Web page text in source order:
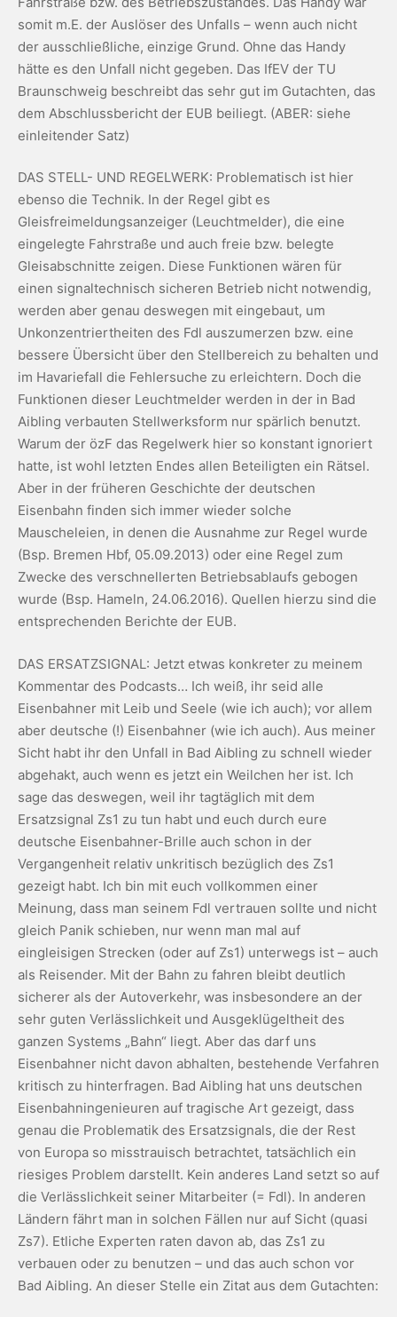
somit m.E. der Auslöser des Unfalls – wenn auch nicht
der ausschließliche, einzige Grund. Ohne das Handy
hätte es den Unfall nicht gegeben. Das IfEV der TU
Braunschweig beschreibt das sehr gut im Gutachten, das
dem Abschlussbericht der EUB beiliegt. (ABER: siehe
einleitender Satz)
DAS STELL- UND REGELWERK: Problematisch ist hier
ebenso die Technik. In der Regel gibt es
Gleisfreimeldungsanzeiger (Leuchtmelder), die eine
eingelegte Fahrstraße und auch freie bzw. belegte
Gleisabschnitte zeigen. Diese Funktionen wären für
einen signaltechnisch sicheren Betrieb nicht notwendig,
werden aber genau deswegen mit eingebaut, um
Unkonzentriertheiten des Fdl auszumerzen bzw. eine
bessere Übersicht über den Stellbereich zu behalten und
im Havariefall die Fehlersuche zu erleichtern. Doch die
Funktionen dieser Leuchtmelder werden in der in Bad
Aibling verbauten Stellwerksform nur spärlich benutzt.
Warum der özF das Regelwerk hier so konstant ignoriert
hatte, ist wohl letzten Endes allen Beteiligten ein Rätsel.
Aber in der früheren Geschichte der deutschen
Eisenbahn finden sich immer wieder solche
Mauscheleien, in denen die Ausnahme zur Regel wurde
(Bsp. Bremen Hbf, 05.09.2013) oder eine Regel zum
Zwecke des verschnellerten Betriebsablaufs gebogen
wurde (Bsp. Hameln, 24.06.2016). Quellen hierzu sind die
entsprechenden Berichte der EUB.
DAS ERSATZSIGNAL: Jetzt etwas konkreter zu meinem
Kommentar des Podcasts… Ich weiß, ihr seid alle
Eisenbahner mit Leib und Seele (wie ich auch); vor allem
aber deutsche (!) Eisenbahner (wie ich auch). Aus meiner
Sicht habt ihr den Unfall in Bad Aibling zu schnell wieder
abgehakt, auch wenn es jetzt ein Weilchen her ist. Ich
sage das deswegen, weil ihr tagtäglich mit dem
Ersatzsignal Zs1 zu tun habt und euch durch eure
deutsche Eisenbahner-Brille auch schon in der
Vergangenheit relativ unkritisch bezüglich des Zs1
gezeigt habt. Ich bin mit euch vollkommen einer
Meinung, dass man seinem Fdl vertrauen sollte und nicht
gleich Panik schieben, nur wenn man mal auf
eingleisigen Strecken (oder auf Zs1) unterwegs ist – auch
als Reisender. Mit der Bahn zu fahren bleibt deutlich
sicherer als der Autoverkehr, was insbesondere an der
sehr guten Verlässlichkeit und Ausgeklügeltheit des
ganzen Systems „Bahn“ liegt. Aber das darf uns
Eisenbahner nicht davon abhalten, bestehende Verfahren
kritisch zu hinterfragen. Bad Aibling hat uns deutschen
Eisenbahningenieuren auf tragische Art gezeigt, dass
genau die Problematik des Ersatzsignals, die der Rest
von Europa so misstrauisch betrachtet, tatsächlich ein
riesiges Problem darstellt. Kein anderes Land setzt so auf
die Verlässlichkeit seiner Mitarbeiter (= Fdl). In anderen
Ländern fährt man in solchen Fällen nur auf Sicht (quasi
Zs7). Etliche Experten raten davon ab, das Zs1 zu
verbauen oder zu benutzen – und das auch schon vor
Bad Aibling. An dieser Stelle ein Zitat aus dem Gutachten: